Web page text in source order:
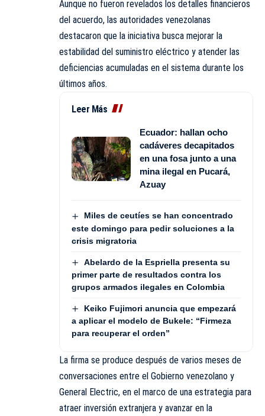
Aunque no fueron revelados los detalles financieros
del acuerdo, las autoridades venezolanas
destacaron que la iniciativa busca mejorar la
estabilidad del suministro eléctrico y atender las
deficiencias acumuladas en el sistema durante los
últimos años.
Leer Más
Ecuador: hallan ocho
cadáveres decapitados
en una fosa junto a una
mina ilegal en Pucará,
Azuay
Miles de ceutíes se han concentrado
este domingo para pedir soluciones a la
crisis migratoria
Abelardo de la Espriella presenta su
primer parte de resultados contra los
grupos armados ilegales en Colombia
Keiko Fujimori anuncia que empezará
a aplicar el modelo de Bukele: “Firmeza
para recuperar el orden”
La firma se produce después de varios meses de
conversaciones entre el Gobierno venezolano y
General Electric, en el marco de una estrategia para
atraer inversión extranjera y avanzar en la